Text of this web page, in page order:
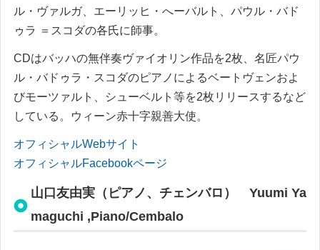
ル・ヴァルガ、エーリッヒ・へーバルト、パウル・バド
ゥラ ＝スコダの各氏に師事。
CDはバッハの無伴奏ヴァイオリン作品を2枚、名匠パウ
ル・バドゥラ・スコダのピアノによるベートヴェンおよ
びモーツァルト、シューベルト等を2枚リリースするなど
している。ウィーン赤十字親善大使。
オフィシャルWebサイト
オフィシャルFacebookページ
山口友由実（ピアノ、チェンバロ）
Yuumi Ya
maguchi ,Piano/Cembalo